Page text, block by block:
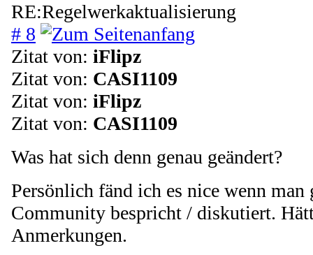
RE:Regelwerkaktualisierung
# 8
Zitat von: iFlipz
Zitat von: CASI1109
Zitat von: iFlipz
Zitat von: CASI1109
Was hat sich denn genau geändert?
Persönlich fänd ich es nice wenn
Community bespricht / diskutiert.
Anmerkungen.